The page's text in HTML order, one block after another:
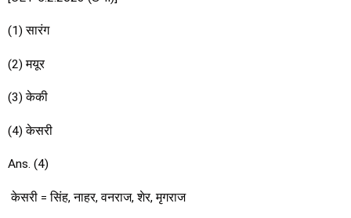
(1) सारंग
(2) मयूर
(3) केकी
(4) केसरी
Ans. (4)
केसरी = सिंह, नाहर, वनराज, शेर, मृगराज